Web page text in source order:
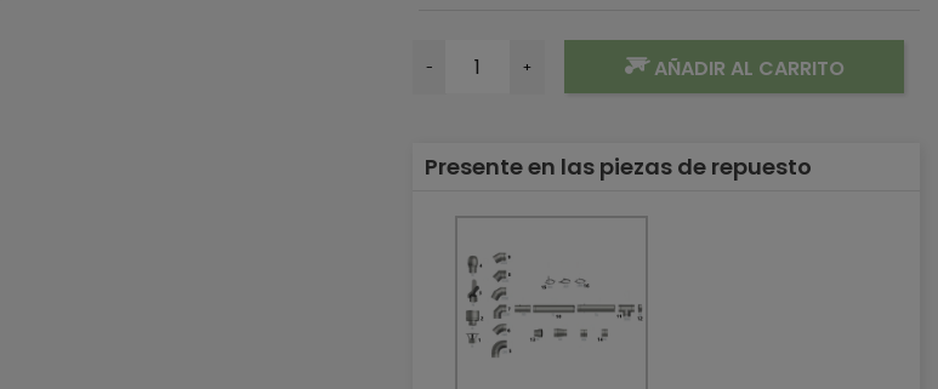
- + AÑADIR AL CARRITO
Presente en las piezas de repuesto